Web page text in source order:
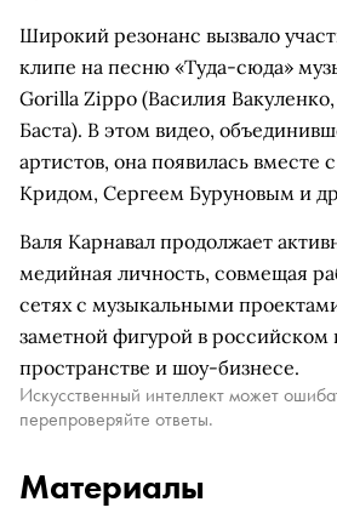
Широкий резонанс вызвало
клипе на песню «Туда-сюда»
Gorilla Zippo (Василия Вакуленко,
Баста). В этом видео,
артистов, она появилась вместе
Кридом, Сергеем Буруновым и
Валя Карнавал продолжает
медийная личность, совмещая
сетях с музыкальными
заметной фигурой в российском
пространстве и шоу-бизнесе.
Искусственный интеллект может
перепроверяйте ответы.
Материалы